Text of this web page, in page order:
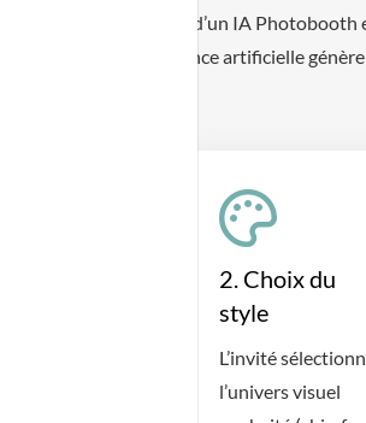
Le fonctionnement d’un IA
classique, l’intelligence artificielle
2. Choix du
style
L’invité
l’univers visuel